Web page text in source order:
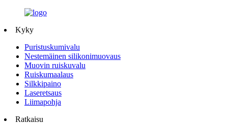
Kyky
Puristuskumivalu
Nestemäinen silikonimuovaus
Muovin ruiskuvalu
Ruiskumaalaus
Silkkipaino
Laseretsaus
Liimapohja
Ratkaisu